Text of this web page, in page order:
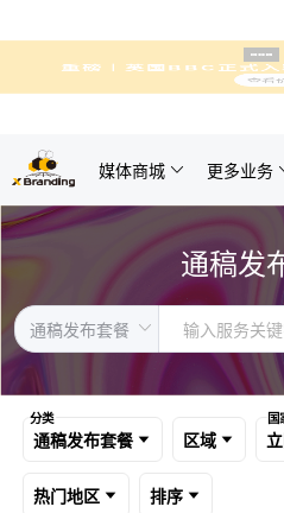
媒体商城 更多业务
通稿发
分类
通稿发布套餐 区域
国
热门地区 排序